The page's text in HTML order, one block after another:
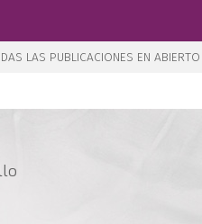
LAS PUBLICACIONES EN ABIERTO |